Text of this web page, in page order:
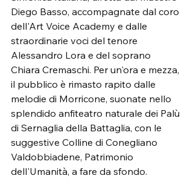
Diego Basso, accompagnate dal coro
dell'Art Voice Academy e dalle
straordinarie voci del tenore
Alessandro Lora e del soprano
Chiara Cremaschi. Per un'ora e mezza,
il pubblico è rimasto rapito dalle
melodie di Morricone, suonate nello
splendido anfiteatro naturale dei Palù
di Sernaglia della Battaglia, con le
suggestive Colline di Conegliano
Valdobbiadene, Patrimonio
dell'Umanità, a fare da sfondo.